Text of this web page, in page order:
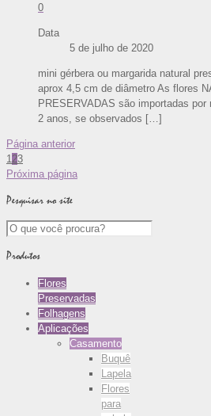
0
Data
5 de julho de 2020
mini gérbera ou margarida natural
aprox 4,5 cm de diâmetro As flores
PRESERVADAS são importadas por
2 anos, se observados […]
Página anterior
1 23
Próxima página
Pesquisar no site
Produtos
Flores
Preservadas
Folhagens
Aplicações
Casamento
Buquê
Lapela
Flores
para